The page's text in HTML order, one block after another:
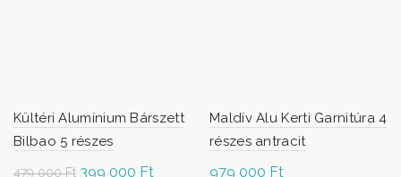
Kültéri Alumínium Bárszett
Bilbao 5 részes
479 000Ft Original
399 000 Ft
Maldív Alu Kerti Garnitúra 4
részes antracit
979 000 Ft